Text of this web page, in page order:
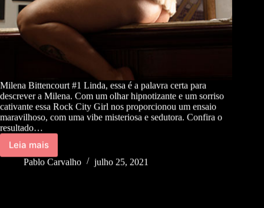
Milena Bittencourt #1 Linda, essa é a palavra certa para
descrever a Milena. Com um olhar hipnotizante e um sorriso
cativante essa Rock City Girl nos proporcionou um ensaio
maravilhoso, com uma vibe misteriosa e sedutora. Confira o
resultado…
Leia mais
Pablo Carvalho julho 25, 2021